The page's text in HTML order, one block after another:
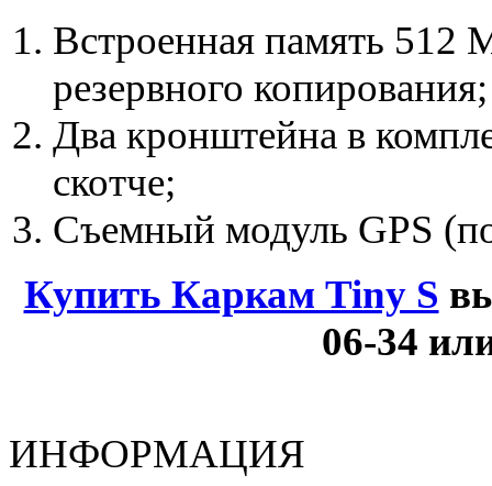
Встроенная память 512
резервного копирования;
Два кронштейна в
скотче;
Съемный модуль GPS
Купить Каркам Tiny S
06-34
ИНФОРМАЦИЯ